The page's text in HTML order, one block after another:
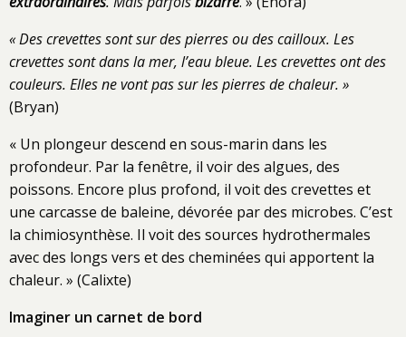
« Des crevettes sont sur des pierres ou des cailloux. Les
crevettes sont dans la mer, l’eau bleue. Les crevettes ont des
couleurs. Elles ne vont pas sur les pierres de chaleur. »
(Bryan)
« Un plongeur descend en sous-marin dans les
profondeur. Par la fenêtre, il voir des algues, des
poissons. Encore plus profond, il voit des crevettes et
une carcasse de baleine, dévorée par des microbes. C’est
la chimiosynthèse. Il voit des sources hydrothermales
avec des longs vers et des cheminées qui apportent la
chaleur. » (Calixte)
Imaginer un carnet de bord